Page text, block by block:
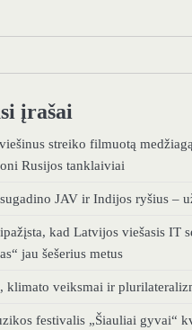
įrašai
streiko filmuotą
Rusijos tanklaiviai
JAV ir Indijos ryšius –
kad Latvijos viešasis IT
jau šešerius metus
klimato veiksmai ir
festivalis „Šiauliai gyvai“